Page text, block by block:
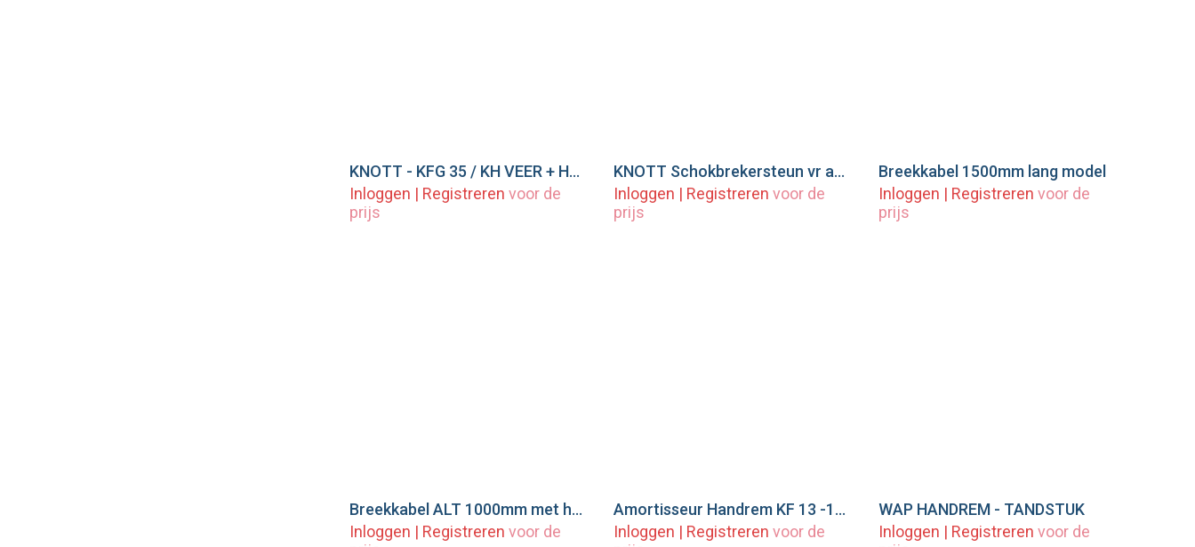
Voeg toe aan winkelwagenKNOTT - KFG 35 / KH VEER + HULS EN DRAADSTANG KPL.
Inloggen | Registreren voor de
prijs
Voeg toe aan winkelwagen KNOTT Schokbrekersteun vr amortisseur KFG35 ==|==
Inloggen | Registreren voor de
prijs
Voeg toe aan winkelwagen
Breekkabel 1500mm lang model
Inloggen | Registreren voor de
prijs
Voeg toe aan winkelwagen Breekkabel ALT 1000mm met haak & knijphaak
Inloggen | Registreren voor de
Voeg toe aan winkelwagen Amortisseur Handrem KF 13 -1500N
Inloggen | Registreren voor de
Voeg toe aan winkelwagen
WAP HANDREM - TANDSTUK
Inloggen | Registreren voor de